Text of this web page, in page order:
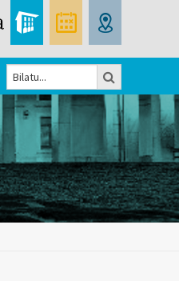
Bilaketa
formularioa